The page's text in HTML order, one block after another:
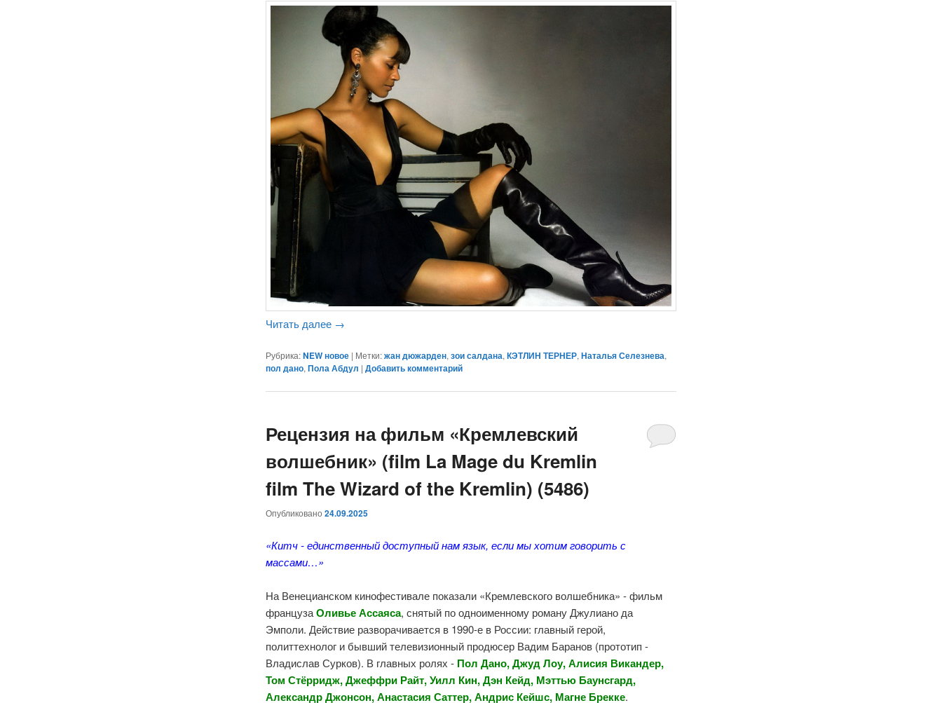
Читать далее →
Рубрика: NEW новое | Метки: жан дюжарден,зои салдана,КЭТЛИН ТЕРНЕР,Наталья Селезнева,
пол дано,Пола Абдул |Добавить комментарий
Рецензия на фильм «Кремлевский
волшебник» (film La Mage du Kremlin
film The Wizard of the Kremlin) (5486)
Опубликовано24.09.2025
«Китч - единственный доступный нам язык, если мы хотим говорить с
массами…»
На Венецианском кинофестивале показали «Кремлевского волшебника» - фильм
французаОливье Ассаяса, снятый по одноименному роману Джулиано да
Эмполи. Действие разворачивается в 1990-е в России: главный герой,
политтехнолог и бывший телевизионный продюсер Вадим Баранов (прототип -
Владислав Сурков). В главных ролях - Пол Дано, Джуд Лоу, Алисия Викандер,
Том Стёрридж, Джеффри Райт, Уилл Кин, Дэн Кейд, Мэттью Баунсгард,
Александр Джонсон, Анастасия Саттер, Андрис Кейшс, Магне Брекке.